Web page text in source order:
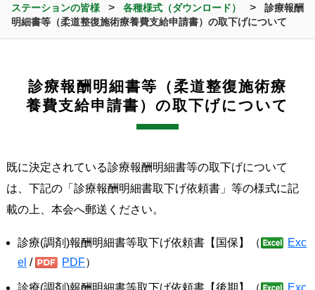
ステーションの皆様
> 各種様式（ダウンロード） >
診療報酬
明細書等（柔道整復施術療養費支給申請書）の取下げについて
診療報酬明細書等（柔道整復施術療
養費支給申請書）の取下げについて
既に決定されている診療報酬明細書等の取下げについて
は、下記の「診療報酬明細書取下げ依頼書」等の様式に記
載の上、本会へ郵送ください。
診療(調剤)報酬明細書等取下げ依頼書【国保】（
Exc
el / PDF）
診療(調剤)報酬明細書等取下げ依頼書【後期】（
Exc